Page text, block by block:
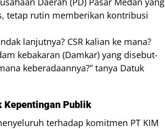
tetap rutin memberikan kontribusi
lanjutnya? CSR kalian ke mana?
kebakaran (Damkar) yang disebut-
keberadaannya?” tanya Datuk
Kepentingan Publik
terhadap komitmen PT KIM